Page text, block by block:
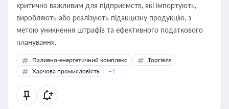
критично важливим для підприємств, які імпортують,
виробляють або реалізують підакцизну продукцію, з
метою уникнення штрафів та ефективного податкового
планування.
Паливно-енергетичний комплекс
Торгівля
Харчова промисловість
+1